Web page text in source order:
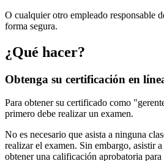
O cualquier otro empleado responsable
forma segura.
¿Qué hacer?
Obtenga su certificación en
Para obtener su certificado como
primero debe realizar un examen.
No es necesario que asista a ninguna
realizar el examen. Sin embargo, asistir
obtener una calificación aprobatoria